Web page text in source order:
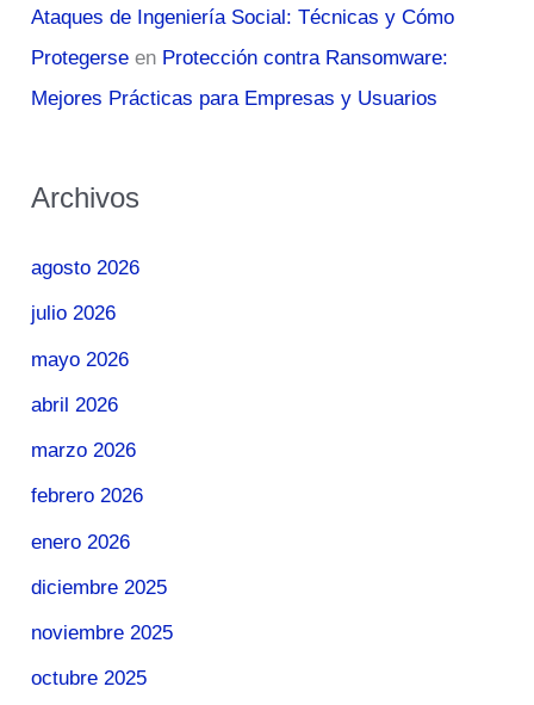
Ataques de Ingeniería Social: Técnicas y Cómo
Protegerse en Protección contra Ransomware:
Mejores Prácticas para Empresas y Usuarios
Archivos
agosto 2026
julio 2026
mayo 2026
abril 2026
marzo 2026
febrero 2026
enero 2026
diciembre 2025
noviembre 2025
octubre 2025